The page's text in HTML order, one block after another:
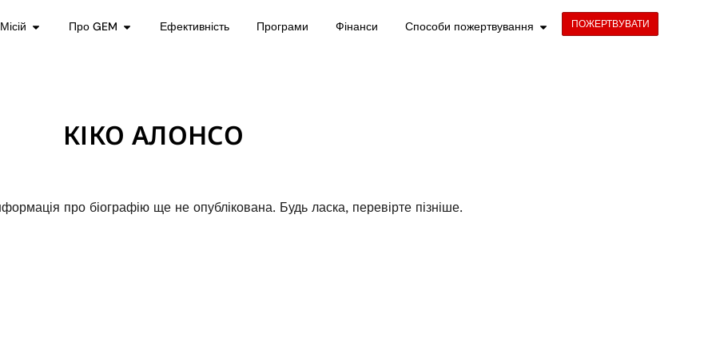
Місій Про GEM Ефективність Програми Фінанси Способи пожертвування ПОЖЕРТВУВАТИ
КІКО АЛОНСО
про біографію ще не опублікована. Будь ласка, перевірте пізніше.